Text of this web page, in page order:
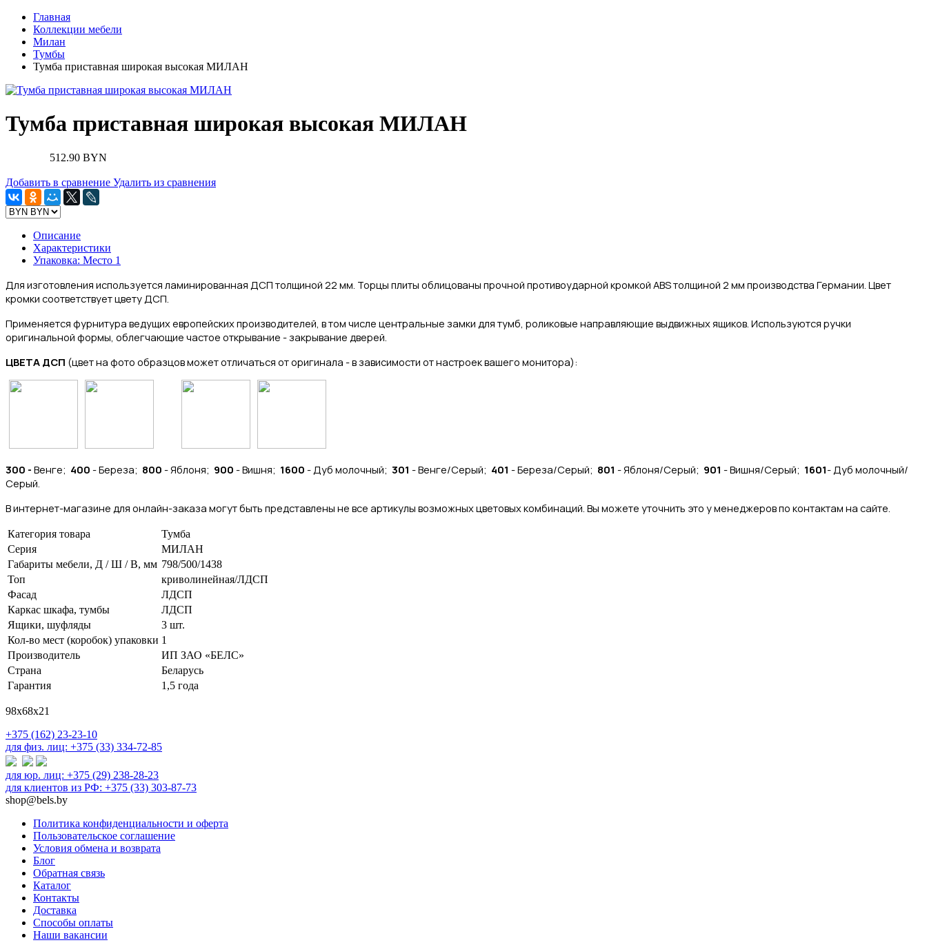
Главная
Коллекции мебели
Милан
Тумбы
Тумба приставная широкая высокая МИЛАН
Тумба приставная широкая высокая МИЛАН
512.90 BYN
Добавить в сравнение Удалить из сравнения
Описание
Характеристики
Упаковка: Место 1
Для изготовления используется ламинированная ДСП толщиной 22 мм. Торцы плиты облицованы прочной противоударной кромкой ABS толщиной 2 мм производства Германии. Цвет
кромки соответствует цвету ДСП.
Применяется фурнитура ведущих европейских производителей, в том числе центральные замки для тумб, роликовые направляющие выдвижных ящиков. Используются ручки
оригинальной формы, облегчающие частое открывание - закрывание дверей.
ЦВЕТА ДСП (цвет на фото образцов может отличаться от оригинала - в зависимости от настроек вашего монитора):
300 - Венге; 400 - Береза; 800 - Яблоня; 900 - Вишня; 1600 - Дуб молочный; 301 - Венге/Серый; 401 - Береза/Серый; 801 - Яблоня/Серый; 901 - Вишня/Серый; 1601- Дуб молочный/
Серый.
В интернет-магазине для онлайн-заказа могут быть представлены не все артикулы возможных цветовых комбинаций. Вы можете уточнить это у менеджеров по контактам на сайте.
Категория товара
Тумба
Серия
МИЛАН
Габариты мебели, Д / Ш / В, мм 798/500/1438
Топ
криволинейная/ЛДСП
Фасад
ЛДСП
Каркас шкафа, тумбы
ЛДСП
Ящики, шуфляды
3 шт.
Кол-во мест (коробок) упаковки 1
Производитель
ИП ЗАО «БЕЛС»
Страна
Беларусь
Гарантия
1,5 года
98х68х21
+375 (162) 23-23-10
для физ. лиц: +375 (33) 334-72-85
для юр. лиц: +375 (29) 238-28-23
для клиентов из РФ: +375 (33) 303-87-73
shop@bels.by
Политика конфиденциальности и оферта
Пользовательское соглашение
Условия обмена и возврата
Блог
Обратная связь
Каталог
Контакты
Доставка
Способы оплаты
Наши вакансии